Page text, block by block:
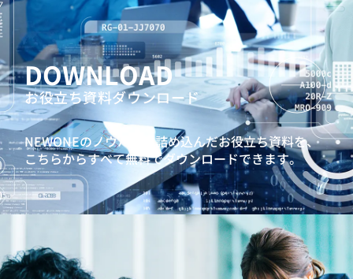
DOWNLOAD
お役立ち資料ダウンロード
NEWONEのノウハウを詰め込んだお役立ち資料を、
こちらからすべて無料でダウンロードできます。